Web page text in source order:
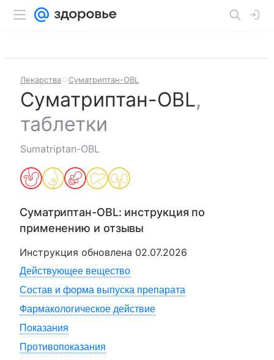
Лекарства Суматриптан-OBL
Суматриптан-OBL,
таблетки
Sumatriptan-OBL
Суматриптан-OBL: инструкция по
применению и отзывы
Инструкция обновлена 02.07.2026
Действующее вещество
Состав и форма выпуска препарата
Фармакологическое действие
Показания
Противопоказания